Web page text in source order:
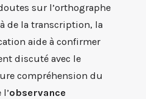
sur l’orthographe
de la transcription, la
aide à confirmer
discuté avec le
compréhension du
observance